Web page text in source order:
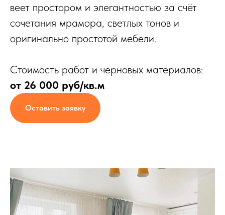
веет простором и элегантностью за счёт
сочетания мрамора, светлых тонов и
оригинально простотой мебели.
Стоимость работ и черновых материалов:
от 26 000 руб/кв.м
Оставить заявку